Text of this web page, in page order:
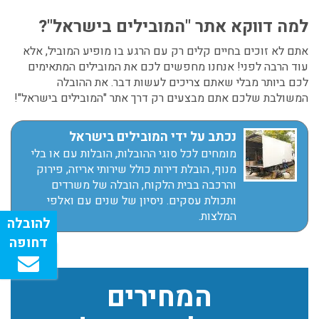
המחירים
למה דווקא אתר "המובילים בישראל"?
אתם לא זוכים בחיים קלים רק עם הרגע בו מופיע המוביל, אלא
עוד הרבה לפני! אנחנו מחפשים לכם את המובילים המתאימים
לכם ביותר מבלי שאתם צריכים לעשות דבר. את ההובלה
המשולבת שלכם אתם מבצעים רק דרך אתר "המובילים בישראל"!
נכתב על ידי המובילים בישראל
מומחים לכל סוגי ההובלות, הובלות עם או בלי
מנוף, הובלת דירות כולל שירותי אריזה, פירוק
והרכבה בבית הלקוח, הובלה של משרדים
ותכולת עסקים. ניסיון של שנים עם ואלפי
המלצות.